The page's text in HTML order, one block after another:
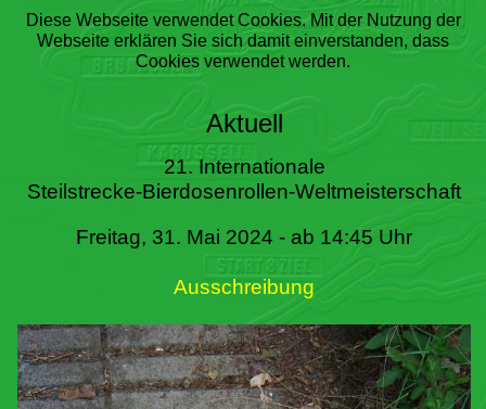
Startseite
Steilstrecke
Literatur
Termine
Diese Webseite verwendet Cookies. Mit der Nutzung der
Webseite erklären Sie sich damit einverstanden, dass
Cookies verwendet werden.
Aktuell
21. Internationale
Steilstrecke-Bierdosenrollen-Weltmeisterschaft
Freitag, 31. Mai 2024 - ab 14:45 Uhr
Ausschreibung